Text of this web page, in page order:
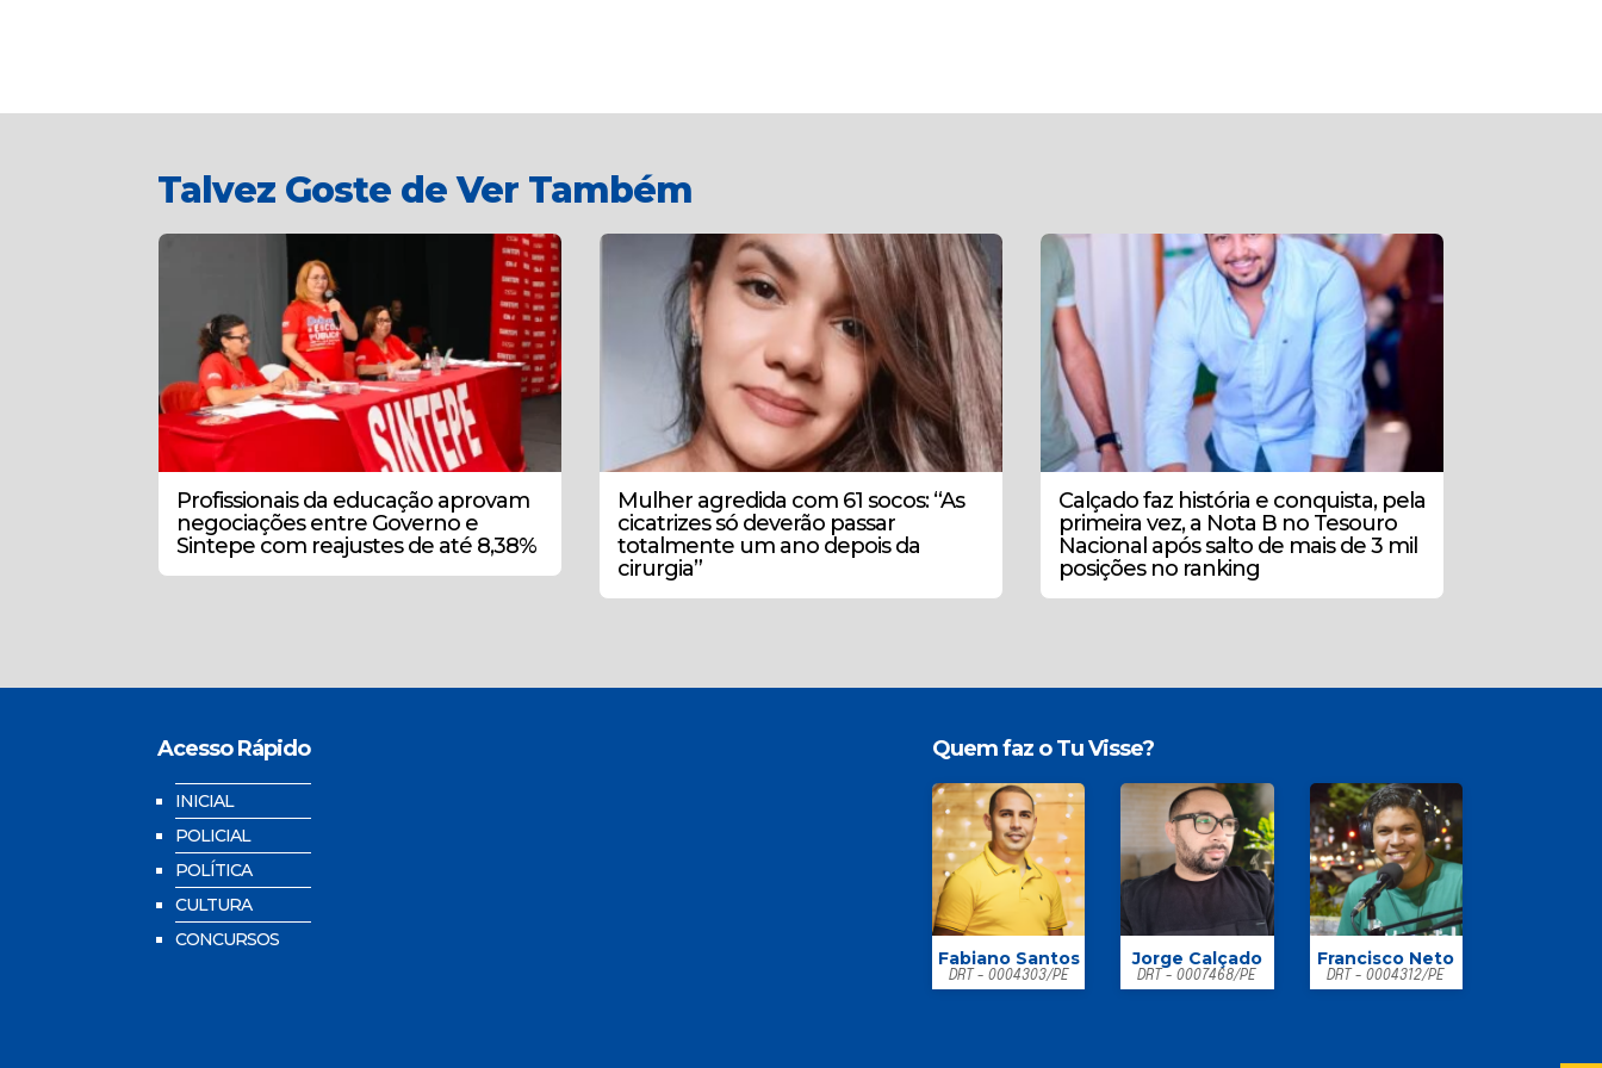
Talvez Goste de Ver Também
Profissionais da educação aprovam
negociações entre Governo e
Sintepe com reajustes de até 8,38%
Mulher agredida com 61 socos: “As
cicatrizes só deverão passar
totalmente um ano depois da
cirurgia”
Calçado faz história e conquista, pela
primeira vez, a Nota B no Tesouro
Nacional após salto de mais de 3 mil
posições no ranking
Acesso Rápido
INICIAL
POLICIAL
POLÍTICA
CULTURA
CONCURSOS
Quem faz o Tu Visse?
Fabiano Santos
DRT - 0004303/PE
Jorge Calçado
DRT - 0007468/PE
Francisco Neto
DRT - 0004312/PE